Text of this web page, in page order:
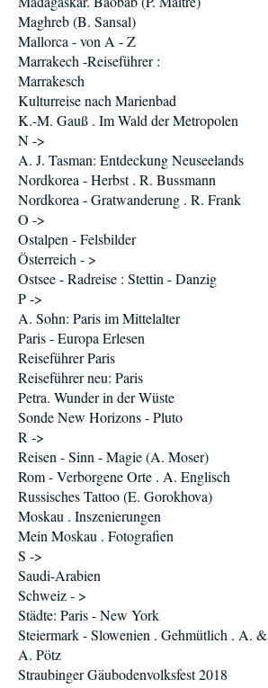
Maghreb (B. Sansal)
Mallorca - von A - Z
Marrakech -Reiseführer :
Marrakesch
Kulturreise nach Marienbad
K.-M. Gauß . Im Wald der Metropolen
N ->
A. J. Tasman: Entdeckung Neuseelands
Nordkorea - Herbst . R. Bussmann
Nordkorea - Gratwanderung . R. Frank
O ->
Ostalpen - Felsbilder
Österreich - >
Ostsee - Radreise : Stettin - Danzig
P ->
A. Sohn: Paris im Mittelalter
Paris - Europa Erlesen
Reiseführer Paris
Reiseführer neu: Paris
Petra. Wunder in der Wüste
Sonde New Horizons - Pluto
R ->
Reisen - Sinn - Magie (A. Moser)
Rom - Verborgene Orte . A. Englisch
Russisches Tattoo (E. Gorokhova)
Moskau . Inszenierungen
Mein Moskau . Fotografien
S ->
Saudi-Arabien
Schweiz - >
Städte: Paris - New York
Steiermark - Slowenien . Gehmütlich . A. &
A. Pötz
Straubinger Gäubodenvolksfest 2018